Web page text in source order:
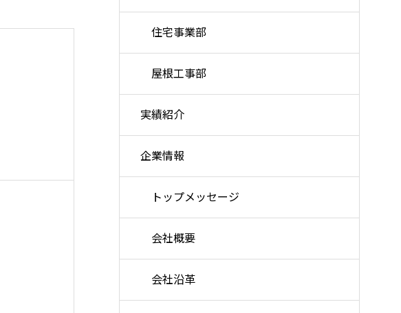
住宅事業部
屋根工事部
実績紹介
企業情報
トップメッセージ
会社概要
会社沿革